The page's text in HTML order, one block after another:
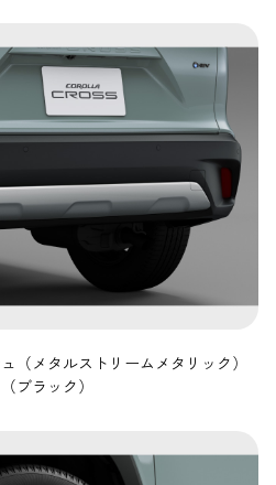
（メタルストリームメタリック）
ブラック）